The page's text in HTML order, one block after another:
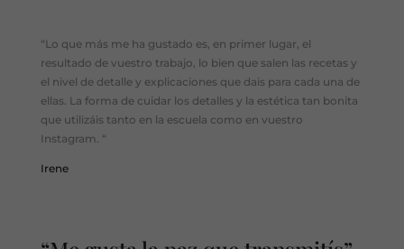
“Lo que más me ha gustado es, en primer lugar, el
resultado de vuestro trabajo, lo bien que salen las recetas y
el nivel de detalle y explicaciones que dais para cada una de
ellas. La forma de cuidar los detalles y la estética tan bonita
que utilizáis tanto en la escuela como en vuestro
Instagram. “
Irene